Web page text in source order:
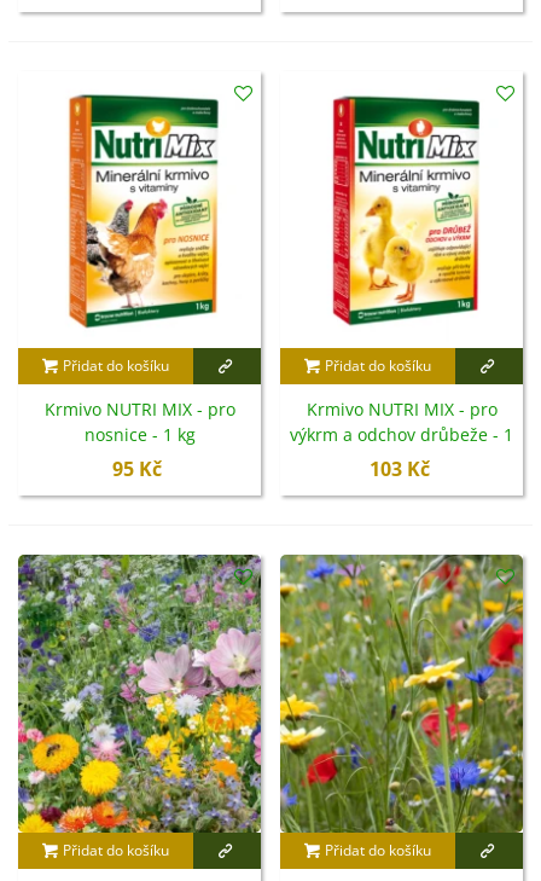
Přidat do košíku
Krmivo NUTRI MIX - pro
nosnice - 1 kg
95 Kč
Přidat do košíku
Krmivo NUTRI MIX - pro
výkrm a odchov drůbeže - 1
kg
103 Kč
Přidat do košíku Přidat do košíku